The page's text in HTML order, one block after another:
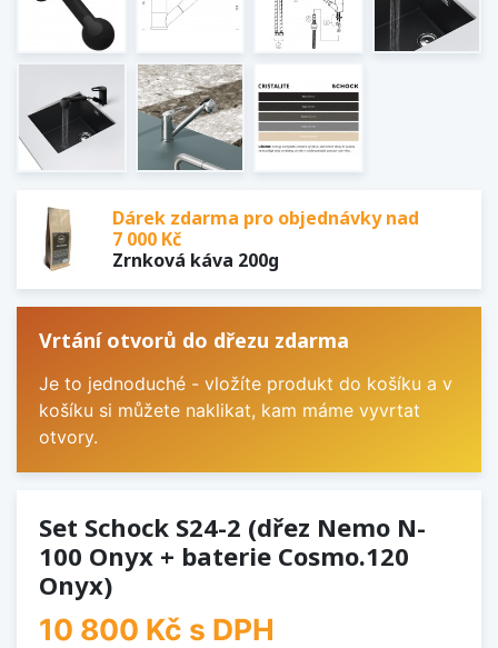
Dárek zdarma pro objednávky nad
7 000 Kč
Zrnková káva 200g
Vrtání otvorů do dřezu zdarma
Je to jednoduché - vložíte produkt do košíku a v
košíku si můžete naklikat, kam máme vyvrtat
otvory.
Set Schock S24-2 (dřez Nemo N-
100 Onyx + baterie Cosmo.120
Onyx)
10 800 Kč s DPH